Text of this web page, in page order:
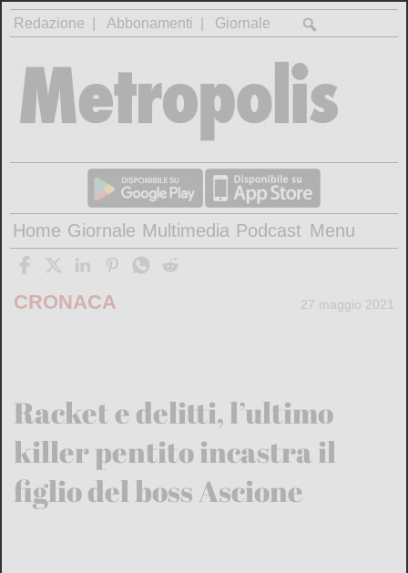
Redazione Abbonamenti Giornale
Home Giornale Multimedia Podcast Menu
CRONACA 27 maggio 2021
Racket e delitti, l’ultimo
killer pentito incastra il
figlio del boss Ascione